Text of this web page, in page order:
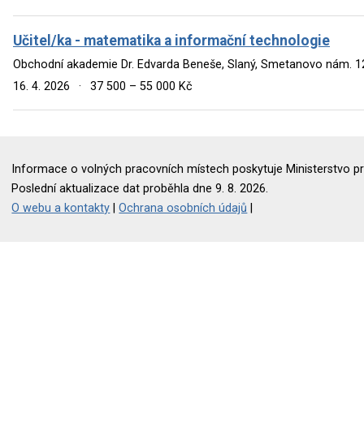
Učitel/ka - matematika a informační technologie
Obchodní akademie Dr. Edvarda Beneše, Slaný, Smetanovo nám.
16. 4. 2026
· 37 500 – 55 000 Kč
Informace o volných pracovních místech poskytuje Ministerstvo
Poslední aktualizace dat proběhla dne 9. 8. 2026.
O webu a kontakty |Ochrana osobních údajů